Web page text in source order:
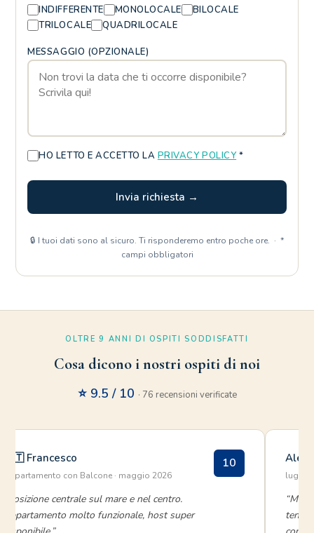
INDIFFERENTE
MONOLOCALE
BILOCALE
TRILOCALE
QUADRILOCALE
MESSAGGIO (OPZIONALE)
HO LETTO E ACCETTO LA PRIVACY POLICY *
Invia richiesta →
🔒 I tuoi dati sono al sicuro. Ti risponderemo entro poche ore. · *
campi obbligatori
OLTRE 9 ANNI DI OSPITI SODDISFATTI
Cosa dicono i nostri ospiti di noi
⭐ 9.5 / 10 · 76 recensioni verificate
🇮🇹 Francesco
Appartamento con Balcone · maggio 2026
10
“Posizione centrale sul mare e nel centro.
Appartamento molto funzionale, host super
Ale
luglio